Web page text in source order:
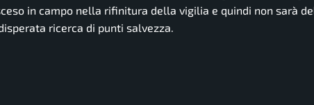
in campo nella rifinitura della vigilia e quindi non sarà
ricerca di punti salvezza.